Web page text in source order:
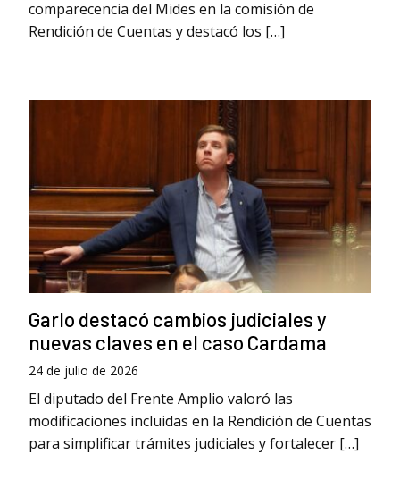
comparecencia del Mides en la comisión de
Rendición de Cuentas y destacó los […]
Garlo destacó cambios judiciales y
nuevas claves en el caso Cardama
24 de julio de 2026
El diputado del Frente Amplio valoró las
modificaciones incluidas en la Rendición de Cuentas
para simplificar trámites judiciales y fortalecer […]